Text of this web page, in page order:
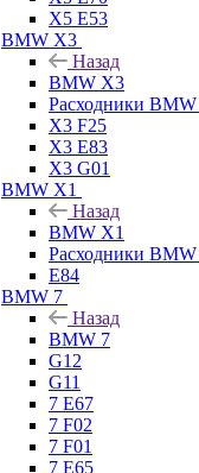
X5 E53
BMW X3
Назад
BMW X3
Расходники
X3 F25
X3 E83
X3 G01
BMW X1
Назад
BMW X1
Расходники BMW
E84
BMW 7
Назад
BMW 7
G12
G11
7 Е67
7 F02
7 F01
7 E65